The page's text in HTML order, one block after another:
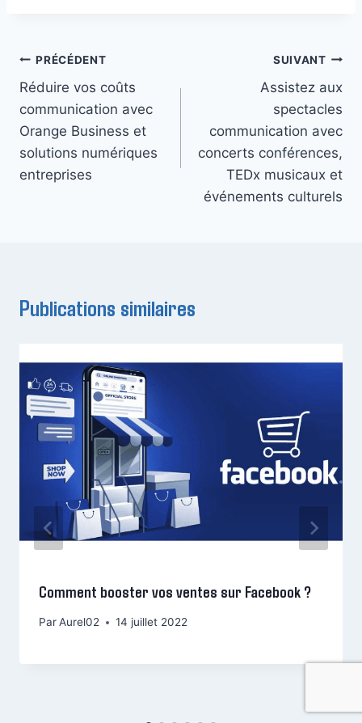
Navigation
de
l’article
PRÉCÉDENT
Réduire vos coûts
communication avec
Orange Business et
solutions numériques
entreprises
SUIVANT
Assistez aux
spectacles
communication avec
concerts conférences,
TEDx musicaux et
événements culturels
Publications similaires
Comment booster vos ventes sur Facebook ?
ParAurel02 14 juillet 2022